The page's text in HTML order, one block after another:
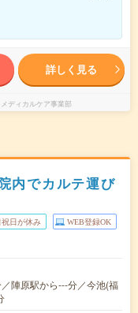
詳しく見る
ディカルケア事業部
内でカルテ運び
祝日が休み WEB登録OK
陣原駅から---分／今池(福